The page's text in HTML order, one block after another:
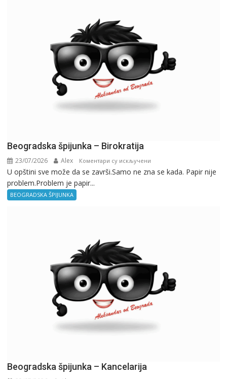
Beogradska špijunka – Birokratija
23/07/2026 Alex Коментари су искључени
Beogradska
U opštini sve može da se završi.Samo ne zna se kada. Papir nije
problem.Problem je papir...
BEOGRADSKA ŠPIJUNKA
Beogradska špijunka – Kancelarija